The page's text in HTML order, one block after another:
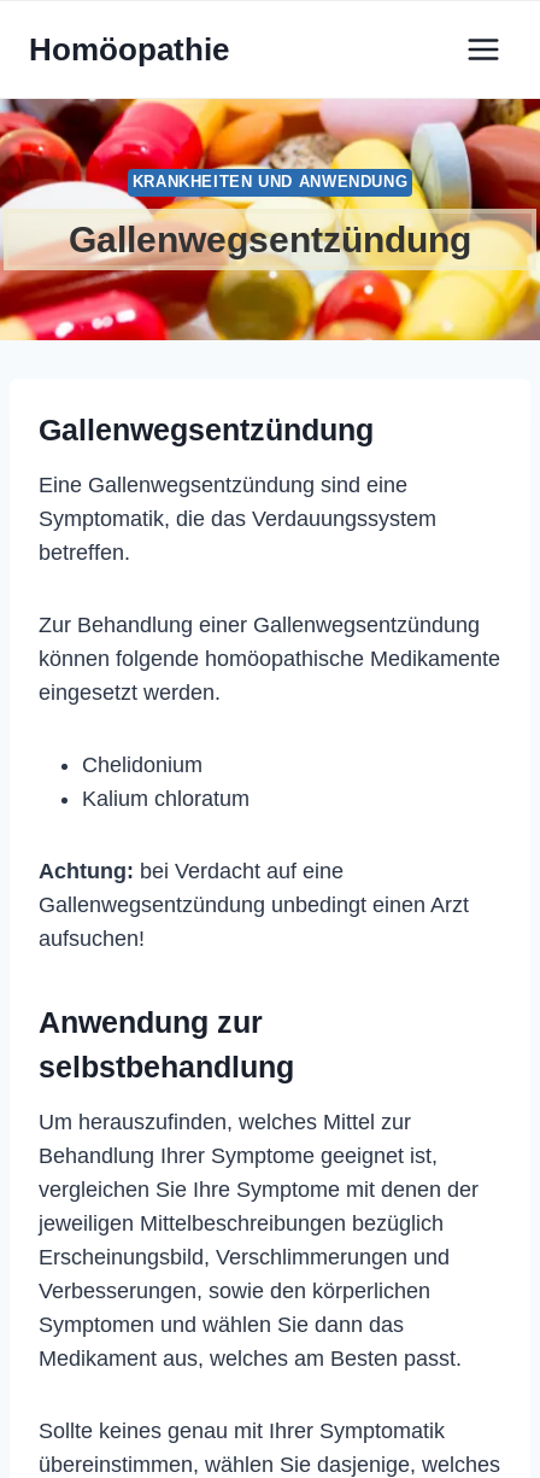
InhaltHomöopathie
KRANKHEITEN UND ANWENDUNG
Gallenwegsentzündung
Gallenwegsentzündung
Eine Gallenwegsentzündung sind eine
Symptomatik, die das Verdauungssystem
betreffen.
Zur Behandlung einer Gallenwegsentzündung
können folgende homöopathische Medikamente
eingesetzt werden.
Chelidonium
Kalium chloratum
Achtung: bei Verdacht auf eine
Gallenwegsentzündung unbedingt einen Arzt
aufsuchen!
Anwendung zur
selbstbehandlung
Um herauszufinden, welches Mittel zur
Behandlung Ihrer Symptome geeignet ist,
vergleichen Sie Ihre Symptome mit denen der
jeweiligen Mittelbeschreibungen bezüglich
Erscheinungsbild, Verschlimmerungen und
Verbesserungen, sowie den körperlichen
Symptomen und wählen Sie dann das
Medikament aus, welches am Besten passt.
Sollte keines genau mit Ihrer Symptomatik
übereinstimmen, wählen Sie dasjenige, welches